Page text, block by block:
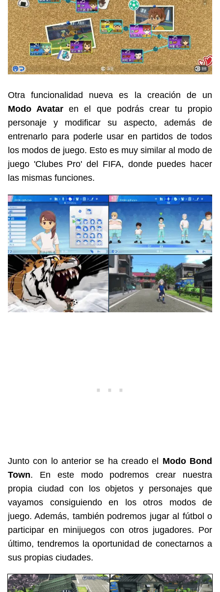
Otra funcionalidad nueva es la creación de un
Modo Avatar en el que podrás crear tu propio
personaje y modificar su aspecto, además de
entrenarlo para poderle usar en partidos de todos
los modos de juego. Esto es muy similar al modo de
juego 'Clubes Pro' del FIFA, donde puedes hacer
las mismas funciones.
Junto con lo anterior se ha creado el Modo Bond
Town. En este modo podremos crear nuestra
propia ciudad con los objetos y personajes que
vayamos consiguiendo en los otros modos de
juego. Además, también podremos jugar al fútbol o
participar en minijuegos con otros jugadores. Por
último, tendremos la oportunidad de conectarnos a
sus propias ciudades.